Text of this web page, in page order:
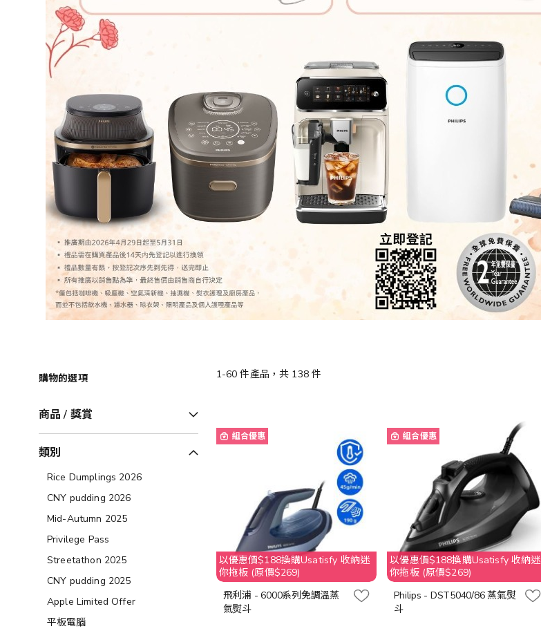
1-60 件產品，共 138件
組合優惠
以優惠價$188換購Usatisfy 收納迷
你拖板 (原價$269)
飛利浦 - 6000系列免調溫蒸
氣熨斗
組合優惠
以優惠價$188換購Usatisfy 收納迷
你拖板 (原價$269)
Philips - DST5040/86 蒸氣熨
斗
購物的選項
商品 / 獎賞
類別
Rice Dumplings 2026
CNY pudding 2026
Mid-Autumn 2025
Privilege Pass
Streetathon 2025
CNY pudding 2025
Apple Limited Offer
平板電腦